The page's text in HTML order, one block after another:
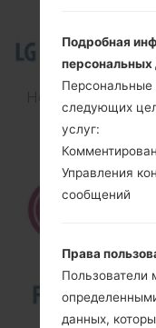
How to Flash
using
Подробная
Персональные
следующих
услуг:
Управления
сообщений
Права
Пользователи
данных,